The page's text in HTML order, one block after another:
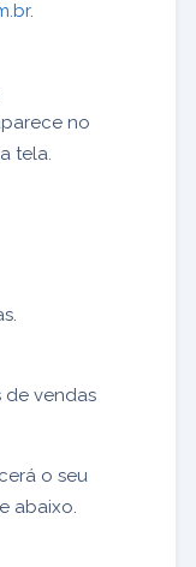
.
no
tela.
de vendas
o seu
abaixo.